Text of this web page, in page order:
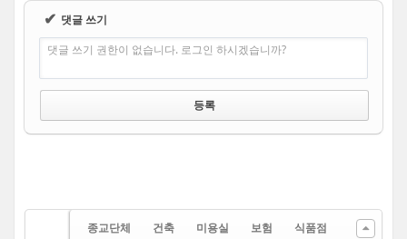
✔ 댓글 쓰기
댓글 쓰기 권한이 없습니다. 로그인 하시겠습니까?
종교단체 건축 미용실 보험
식품점